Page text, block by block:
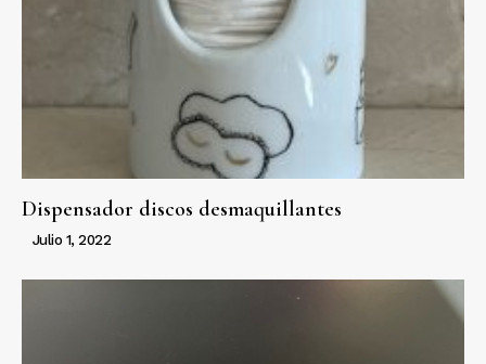
Dispensador discos desmaquillantes
Julio 1, 2022